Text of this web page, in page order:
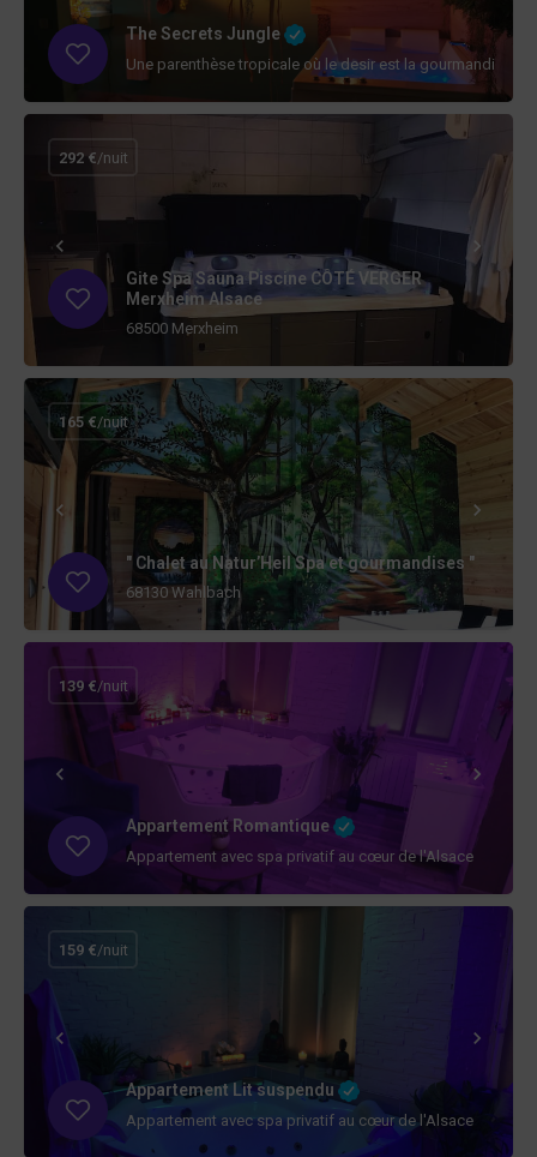
The Secrets Jungle
Une parenthèse tropicale où le desir est la gourmandise
Gite Spa Sauna Piscine CÔTÉ VERGER
Merxheim Alsace
68500 Merxheim
292 €/nuit
" Chalet au Natur’Heil Spa et gourmandises "
68130 Wahlbach
165 €/nuit
Appartement Romantique
Appartement avec spa privatif au cœur de l'Alsace
139 €/nuit
Appartement Lit suspendu
Appartement avec spa privatif au cœur de l'Alsace
159 €/nuit